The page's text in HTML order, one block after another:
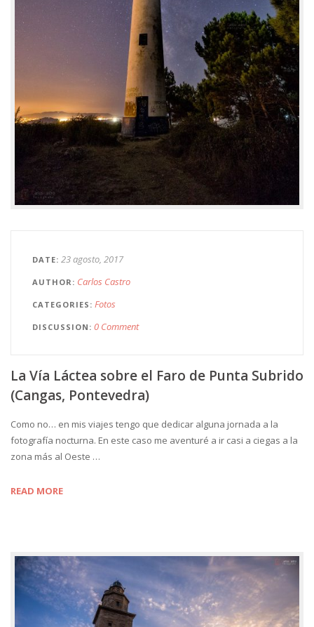
DATE 23 agosto, 2017
AUTHOR Carlos Castro
CATEGORIES Fotos
DISCUSSION 0 Comment
La Vía Láctea sobre el Faro de Punta Subrido
(Cangas, Pontevedra)
Como no… en mis viajes tengo que dedicar alguna jornada a la
fotografía nocturna. En este caso me aventuré a ir casi a ciegas a la
zona más al Oeste …
READ MORE